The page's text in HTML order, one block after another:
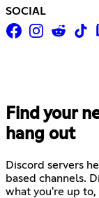
SOCIAL
Find your
hang out
Discord servers
based channels.
what you're up